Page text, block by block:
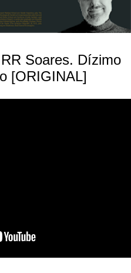
Soares. Dízimo
[ORIGINAL]